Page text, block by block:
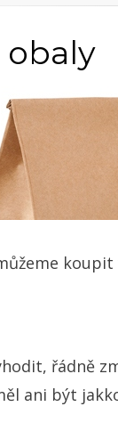
obaly
řádně
ani být